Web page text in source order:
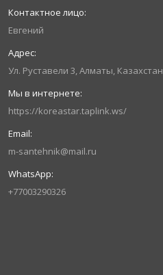
Евгений
Ул. Руставели 3, Алматы, Казахстан
https://koreastar.taplink.ws/
m-santehnik@mail.ru
+77003290326